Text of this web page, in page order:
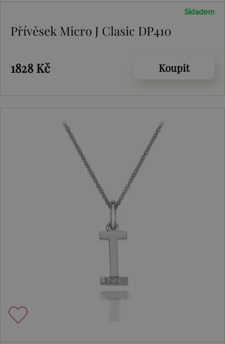
Skladem
Přívěsek Micro J Clasic DP410
1828 Kč Koupit